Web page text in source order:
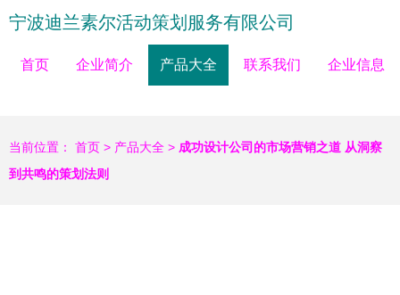
宁波迪兰素尔活动策划服务有限公司
首页 企业简介 产品大全 联系我们 企业信息
当前位置： 首页 > 产品大全 > 成功设计公司的市场营销之道 从洞察
到共鸣的策划法则